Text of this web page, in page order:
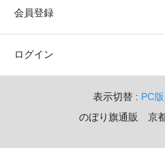
会員登録
ログイン
表示切替 : PC
のぼり旗通販 京